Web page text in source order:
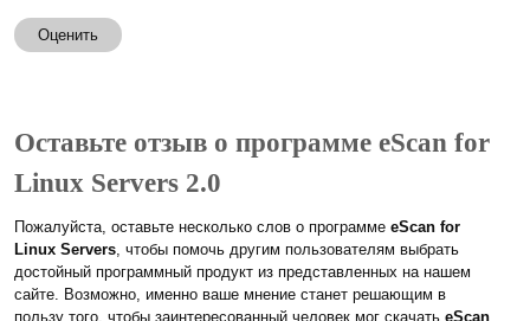
Оценить
Оставьте отзыв о программе eScan for
Linux Servers 2.0
Пожалуйста, оставьте несколько слов о программе eScan for
Linux Servers, чтобы помочь другим пользователям выбрать
достойный программный продукт из представленных на нашем
сайте. Возможно, именно ваше мнение станет решающим в
пользу того, чтобы заинтересованный человек мог скачать eScan